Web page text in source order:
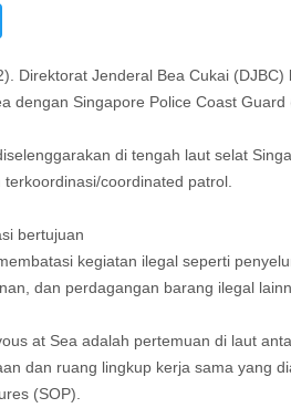
Direktorat Jenderal Bea Cukai
dengan Singapore Police Coast
di tengah laut selat
coordinated patrol.
bertujuan
kegiatan ilegal seperti
dan perdagangan barang ilegal
at Sea adalah pertemuan di laut
dan ruang lingkup kerja sama yang
(SOP).